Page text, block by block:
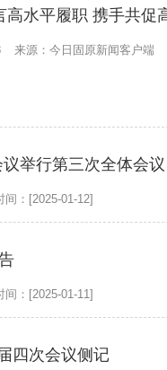
来源：今日固原新闻客户端
举行第三次全体会议
间：[2025-01-12]
间：[2025-01-11]
四次会议侧记